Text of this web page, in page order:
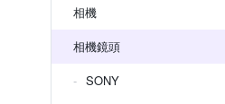
相機
相機鏡頭
SONY